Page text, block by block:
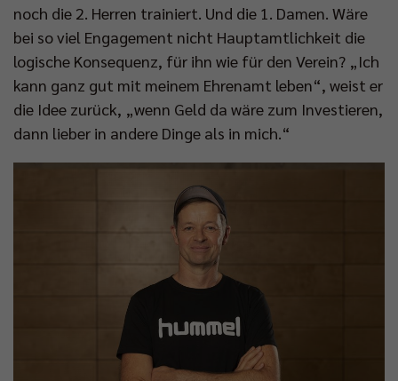
noch die 2. Herren trainiert. Und die 1. Damen. Wäre
bei so viel Engagement nicht Hauptamtlichkeit die
logische Konsequenz, für ihn wie für den Verein? „Ich
kann ganz gut mit meinem Ehrenamt leben“, weist er
die Idee zurück, „wenn Geld da wäre zum Investieren,
dann lieber in andere Dinge als in mich.“